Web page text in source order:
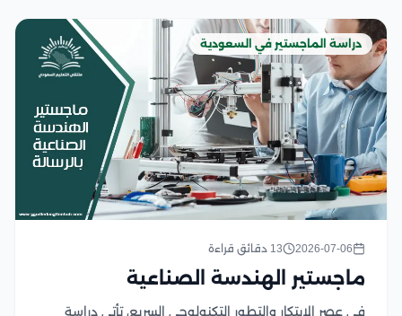
دراسة الماجستير في السعودية
2026-07-06 13 دقائق قراءة
ماجستير الهندسة الصناعية
في عصر الابتكار والتطور التكنولوجي السريع، تأتي دراسة